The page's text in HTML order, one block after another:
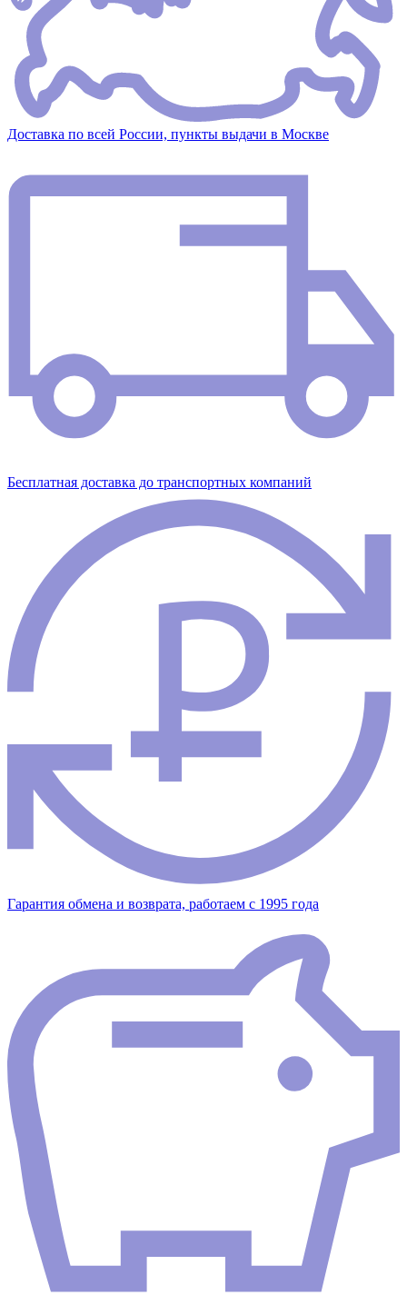
Доставка по всей России, пункты выдачи в Москве
Бесплатная доставка до транспортных компаний
Гарантия обмена и возврата, работаем с 1995 года